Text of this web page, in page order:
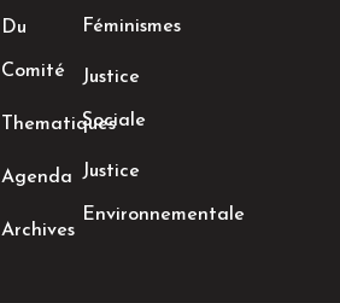
Du
Comité
Thematiques
Agenda
Archives
Féminismes
Justice
Sociale
Justice
Environnementale